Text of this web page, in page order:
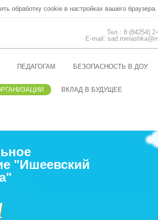
обработку cookie в настройках вашего браузера.
Тел.: 8 (84254)
E-mail:
ПЕДАГОГАМ БЕЗОПАСНОСТЬ В ДОУ
ВКЛАД В БУДУЩЕЕ
"Ишеевский